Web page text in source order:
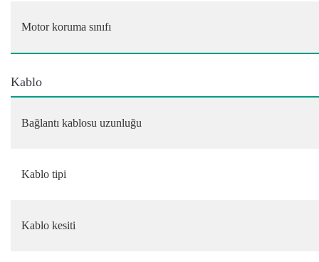
Motor koruma sınıfı
Kablo
Bağlantı kablosu uzunluğu
Kablo tipi
Kablo kesiti